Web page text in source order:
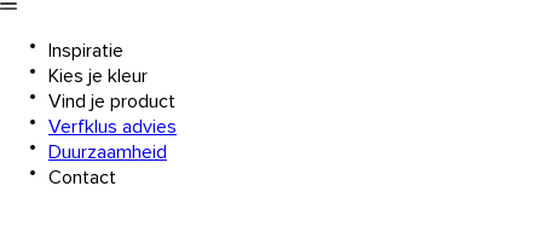
Inspiratie
Kies je kleur
Vind je product
Verfklus advies
Duurzaamheid
Contact